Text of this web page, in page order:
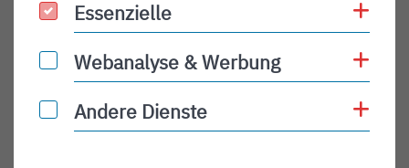
PLN
Status Description:
Checkin:
Codeshare:
Essenzielle
Essenzielle
Webanalyse & Werbung
Webanalyse & Werbung
Andere Dienste
Andere Dienste